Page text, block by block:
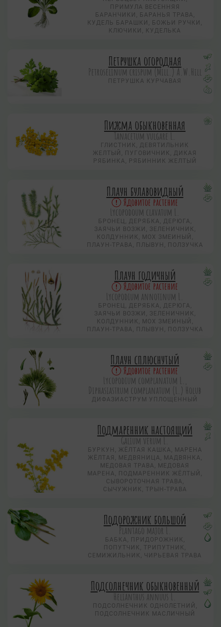
ПРИМУЛА ВЕСЕННЯЯ
БАРАНЧИКИ, БАРАНЬЯ ТРАВА,
КУДЕЛЬ БАРАШКИ, БОЖЬИ РУЧКИ,
КЛЮЧИКИ, КУДЕЛЬКА
Петрушка огородная
Petroselinum crispum (Mill.) A.W.Hill
ПЕТРУШКА КУРЧАВАЯ
Пижма обыкновенная
Tanacetum vulgare L.
ГЛИСТНИК, ДЕВЯТИЛЬНИК
ЖЕЛТЫЙ, ПУГОВИЧНИК, ДИКАЯ
РЯБИНКА, РЯБИННИК ЖЕЛТЫЙ
Плаун булавовидный
Ядовитое растение
Lycopodoum clavatum L.
БРОНЕЦ, ДЕРЯБКА, ДЕРЮГА,
ЗАЯЧЬИ ВОЗЖИ, ЗЕЛЕНИЧНИК,
КОЛДУННИК, МОХ ЗМЕИНЫЙ,
ПЛАУН-ТРАВА, ПЛЫВУН, ПОЛЗУЧКА
Плаун годичный
Ядовитое растение
Lycopodium annotinum L.
БРОНЕЦ, ДЕРЯБКА, ДЕРЮГА,
ЗАЯЧЬИ ВОЗЖИ, ЗЕЛЕНИЧНИК,
КОЛДУННИК, МОХ ЗМЕИНЫЙ,
ПЛАУН-ТРАВА, ПЛЫВУН, ПОЛЗУЧКА
Плаун сплюснутый
Ядовитое растение
Lycopodium complanatum L.,
Diphasiastrum complanatum (L.) Holub
ДИФАЗИАСТРУМ УПЛОЩЕННЫЙ
Подмаренник настоящий
Galium verum L.
БУРКУН, ЖЁЛТАЯ КАШКА, МАРЕНА
ЖЁЛТАЯ, МЕДВЯНИЦА, МАДВЯНКА,
МЕДОВАЯ ТРАВА, МЕДОВАЯ
МАРЕНА, ПОДМАРЕННИК ЖЁЛТЫЙ,
СЫВОРОТОЧНАЯ ТРАВА,
СЫЧУЖНИК, ТРЫН-ТРАВА
Подорожник большой
Plantago major L.
БАБКА, ПРИДОРОЖНИК,
ПОПУТЧИК, ТРИПУТНИК,
СЕМИЖИЛЬНИК, ЧИРЬЕВАЯ ТРАВА
Подсолнечник обыкновенный
Helianthus annuus L.
ПОДСОЛНЕЧНИК ОДНОЛЕТНИЙ,
ПОДСОЛНЕЧНИК МАСЛИЧНЫЙ